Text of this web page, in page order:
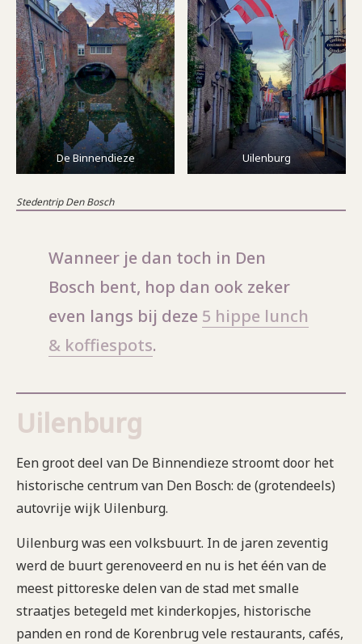
De Binnendieze Uilenburg
Stedentrip Den Bosch
Wanneer je dan toch in Den
Bosch bent, hop dan ook zeker
even langs bij deze 5 hippe lunch
& koffiespots.
Uilenburg
Een groot deel van De Binnendieze stroomt door het
historische centrum van Den Bosch: de (grotendeels)
autovrije wijk Uilenburg.
Uilenburg was een volksbuurt. In de jaren zeventig
werd de buurt gerenoveerd en nu is het één van de
meest pittoreske delen van de stad met smalle
straatjes betegeld met kinderkopjes, historische
panden en rond de Korenbrug vele restaurants, cafés,